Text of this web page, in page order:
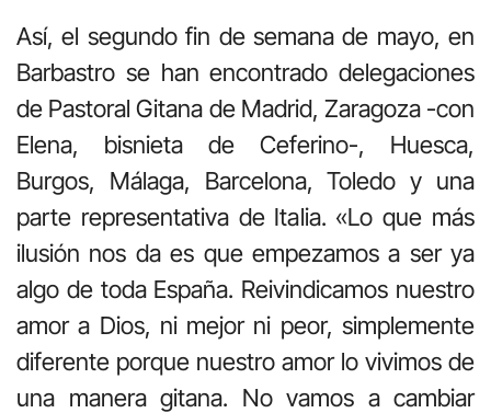
Así, el segundo fin de semana de mayo, en
Barbastro se han encontrado delegaciones
de Pastoral Gitana de Madrid, Zaragoza -con
Elena, bisnieta de Ceferino-, Huesca,
Burgos, Málaga, Barcelona, Toledo y una
parte representativa de Italia. «Lo que más
ilusión nos da es que empezamos a ser ya
algo de toda España. Reivindicamos nuestro
amor a Dios, ni mejor ni peor, simplemente
diferente porque nuestro amor lo vivimos de
una manera gitana. No vamos a cambiar